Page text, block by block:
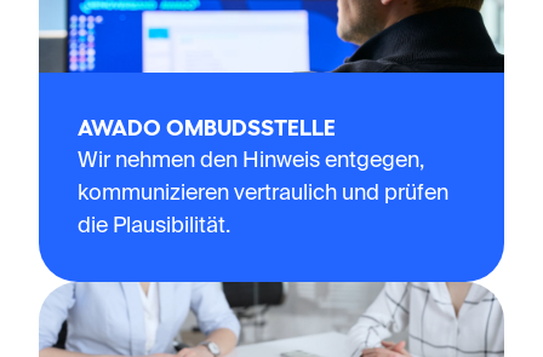
AWADO OMBUDSSTELLE
Wir nehmen den Hinweis entgegen,
kommunizieren vertraulich und prüfen
die Plausibilität.